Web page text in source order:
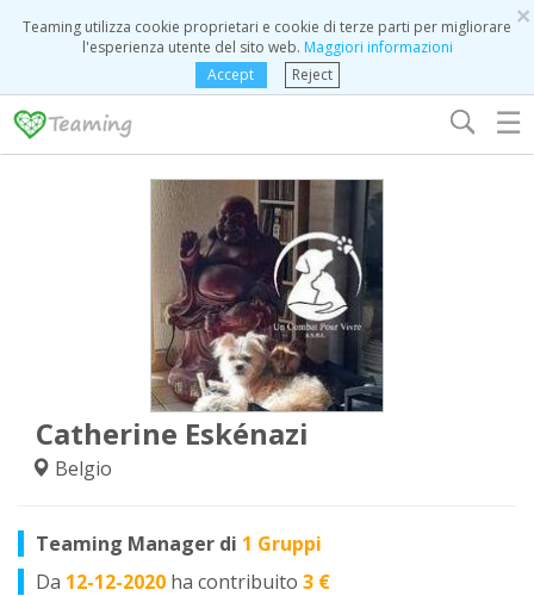
×
Teaming utilizza cookie proprietari e cookie di terze parti per migliorare
l'esperienza utente del sito web. Maggiori informazioni
Accept
Reject
☰
Catherine Eskénazi
Belgio
Teaming Manager di 1 Gruppi
Da 12-12-2020 ha contribuito 3 €